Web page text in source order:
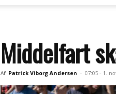
Middelfart
Af Patrick Viborg Andersen - 07:05 - 1.